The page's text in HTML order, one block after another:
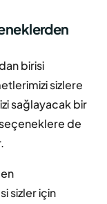
birisi
sizlere
sağlayacak bir
de
sizler için